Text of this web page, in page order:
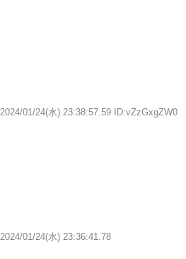
2024/01/24(水) 23:38:57.59 ID:vZzGxgZW0
2024/01/24(水) 23:36:41.78